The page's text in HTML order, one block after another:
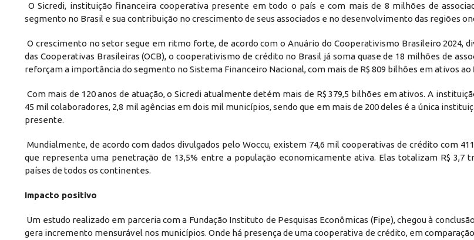
O Sicredi, instituição financeira cooperativa presente em todo o país e com mais de 8 milhões de
segmento no Brasil e sua contribuição no crescimento de seus associados e no desenvolvimento das regiões
O crescimento no setor segue em ritmo forte, de acordo com o Anuário do Cooperativismo Brasileiro 2024,
das Cooperativas Brasileiras (OCB), o cooperativismo de crédito no Brasil já soma quase de 18 milhões de
reforçam a importância do segmento no Sistema Financeiro Nacional, com mais de R$ 809 bilhões em ativos ao
Com mais de 120 anos de atuação, o Sicredi atualmente detém mais de R$ 379,5 bilhões em ativos. A
45 mil colaboradores, 2,8 mil agências em dois mil municípios, sendo que em mais de 200 deles é a única
presente.
Mundialmente, de acordo com dados divulgados pelo Woccu, existem 74,6 mil cooperativas de crédito com
que representa uma penetração de 13,5% entre a população economicamente ativa. Elas totalizam R$ 3,7
países de todos os continentes.
Impacto positivo
Um estudo realizado em parceria com a Fundação Instituto de Pesquisas Econômicas (Fipe), chegou à
gera incremento mensurável nos municípios. Onde há presença de uma cooperativa de crédito, em